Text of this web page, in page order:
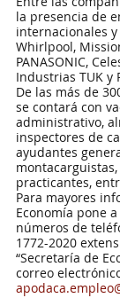
la presencia de
internacionales
Whirlpool,
PANASONIC,
Industrias TUK y
De las más de
se contará con
administrativo,
inspectores de
ayudantes
practicantes,
Para mayores
Economía pone
números de
1772-2020
“Secretaría de
correo